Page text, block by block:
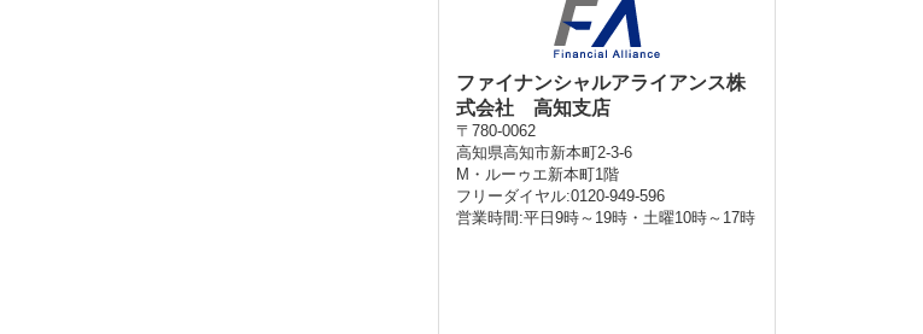
ファイナンシャルアライアンス株
式会社 高知支店
〒780-0062
高知県高知市新本町2-3-6
M・ルーゥエ新本町1階
フリーダイヤル:0120-949-596
営業時間:平日9時～19時・土曜10時～17時